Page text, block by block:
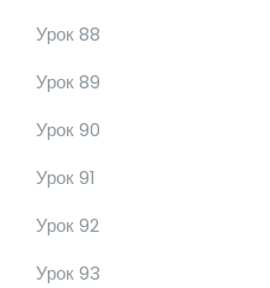
Урок 88
Урок 89
Урок 90
Урок 91
Урок 92
Урок 93